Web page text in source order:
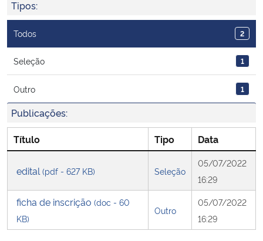
Ministério da Cidadania
Ministério de Minas e Energia
Ministério da Ciência, Tecnologia, Inovações e Comunicações
Ministério do Meio Ambiente
Ministério do Turismo
Ministério do Desenvolvimento Regional
Controladoria-Geral da União
Tipos:
Todos 2
Seleção 1
Outro 1
Publicações:
Título Tipo Data
edital (pdf - 627 KB) Seleção
05/07/2022
16:29
ficha de inscrição (doc - 60
KB)
Outro
05/07/2022
16:29